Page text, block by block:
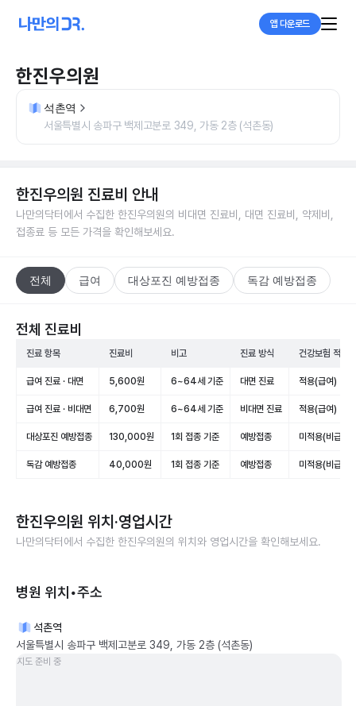
앱 다운로드
한진우의원
석촌역
서울특별시 송파구 백제고분로 349, 가동 2층 (석촌동)
한진우의원 진료비 안내
나만의닥터에서 수집한 한진우의원의 비대면 진료비, 대면 진료비, 약제비,
접종료 등 모든 가격을 확인해보세요.
전체 급여 대상포진 예방접종 독감 예방접종
전체 진료비
진료 항목 진료비 비고 진료 방식 건강보험 적용
급여 진료 · 대면 5,600원 6~64세 기준 대면 진료 적용(급여)
급여 진료 · 비대면 6,700원 6~64세 기준 비대면 진료 적용(급여)
대상포진 예방접종 130,000원 1회 접종 기준 예방접종 미적용(비급여)
독감 예방접종 40,000원 1회 접종 기준 예방접종 미적용(비급여)
한진우의원 위치·영업시간
나만의닥터에서 수집한 한진우의원의 위치와 영업시간을 확인해보세요.
병원 위치•주소
석촌역
서울특별시 송파구 백제고분로 349, 가동 2층 (석촌동)
지도 준비 중